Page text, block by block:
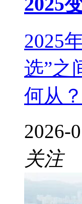
2025
选”之
何从？
2026-
关注